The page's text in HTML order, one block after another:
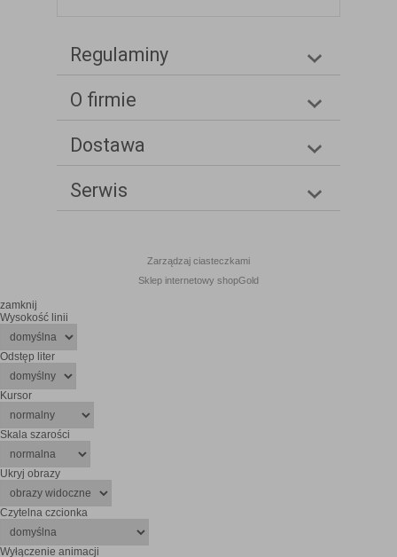
Regulaminy
O firmie
Dostawa
Serwis
Zarządzaj ciasteczkami
Sklep internetowy shopGold
zamknij
Wysokość linii
Odstęp liter
Kursor
Skala szarości
Ukryj obrazy
Czytelna czcionka
Wyłączenie animacji